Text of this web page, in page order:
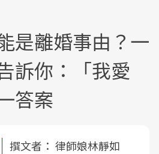
是離婚事由？一
訴你：「我愛
答案
撰文者： 律師娘林靜如